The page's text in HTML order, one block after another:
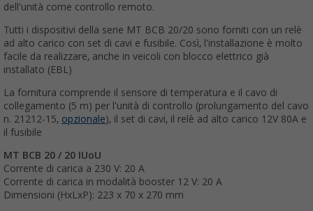
dell'unità come controllo remoto.
Tutti i dispositivi della serie MT BCB 20/20 sono forniti con un relè
ad alto carico con set di cavi e fusibile. Così, l'installazione è molto
facile da realizzare, anche in veicoli con blocco elettrico già
installato (EBL)
La fornitura comprende il sensore di temperatura e il cavo di
collegamento (5 m) per l'unità di controllo (prolungamento del cavo
n. 21212-15, opzionale), il set di cavi, il relè ad alto carico 12V 80A e
il fusibile
MT BCB 20 / 20 IUoU
Corrente di carica a 230 V: 20 A
Corrente di carica in modalità booster 12 V: 20 A
Dimensioni (HxLxP): 223 x 70 x 270 mm